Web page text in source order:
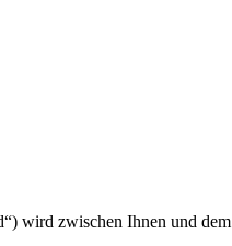
zwischen Ihnen und